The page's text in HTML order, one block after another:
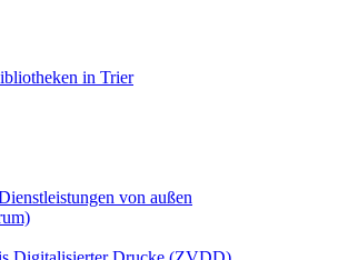
in Trier
von außen